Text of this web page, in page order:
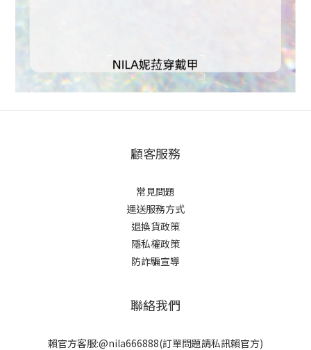
顧客服務
常見問題
運送服務方式
退換貨政策
隱私權政策
防詐騙宣導
聯絡我們
賴官方客服:@nila666888(訂單問題請私訊賴官方)